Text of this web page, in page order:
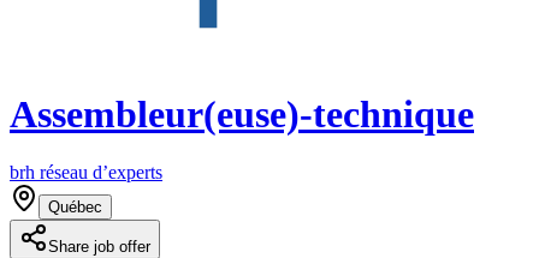
Assembleur(euse)-technique
brh réseau d’experts
Québec
Share job offer